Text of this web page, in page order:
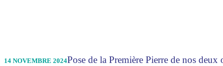
14 NOVEMBRE 2024Pose de la Première Pierre de nos